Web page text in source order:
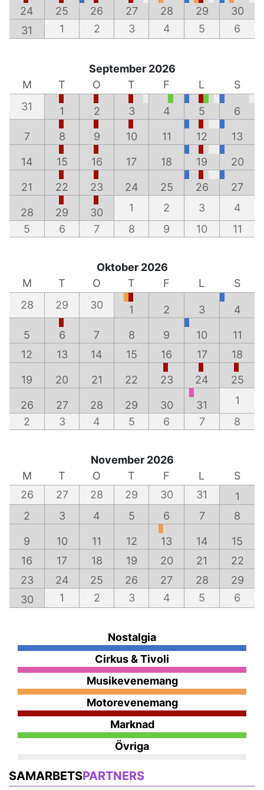
24 25 26 27 28 29
30
31
1 2 3 4 5 6
September 2026
M
T O T F L
S
31
1 2 3 4 5 6
7 8 9 10 11 12 13
14 15 16 17 18 19 20
21 22 23 24 25 26 27
28 29 30 1 2 3
4
5
6 7 8 9 10 11
Oktober 2026
M
T O T F L
S
28
29 30 1 2 3 4
5 6 7 8 9 10
11
12
13 14 15 16 17 18
19 20 21 22 23 24 25
26 27 28 29 30 31
1
2
3 4 5 6 7 8
November 2026
M
T O T F L
S
26
27 28 29 30 31
1
2
3 4 5 6 7 8
9 10 11 12 13 14
15
16
17 18 19 20 21
22
23
24 25 26 27 28
29
30
1 2 3 4 5 6
Nostalgia
Cirkus & Tivoli
Musikevenemang
Motorevenemang
Marknad
Övriga
SAMARBETSPARTNERS